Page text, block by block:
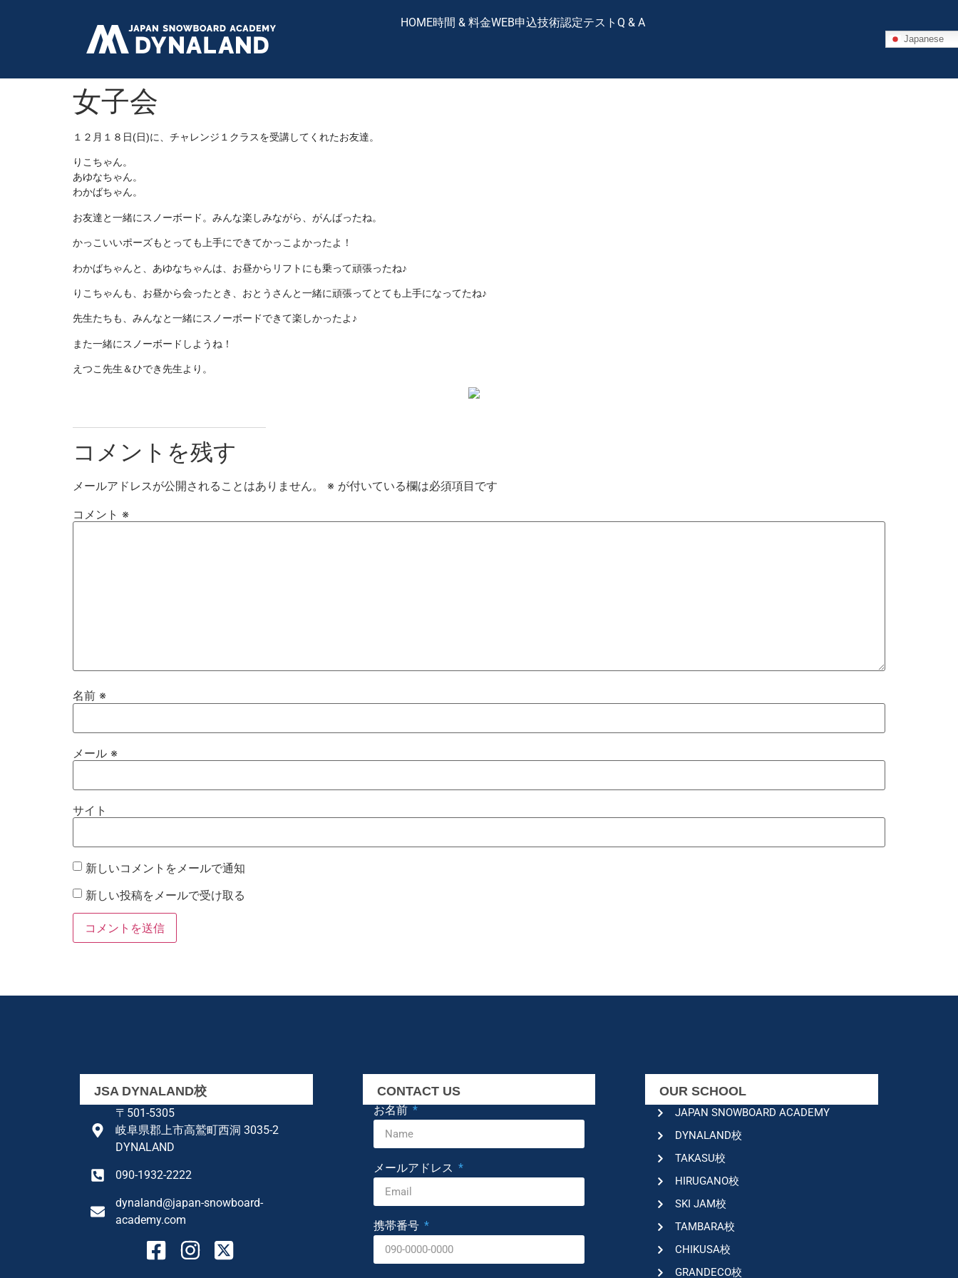
HOME時間 & 料金WEB申込技術認定テスト Q & A
Japanese
女子会
１２月１８日(日)に、チャレンジ１クラスを受講してくれたお友達。
りこちゃん。
あゆなちゃん。
わかばちゃん。
お友達と一緒にスノーボード。みんな楽しみながら、がんばったね。
かっこいいポーズもとっても上手にできてかっこよかったよ！
わかばちゃんと、あゆなちゃんは、お昼からリフトにも乗って頑張ったね♪
りこちゃんも、お昼から会ったとき、おとうさんと一緒に頑張ってとても上手になってたね♪
先生たちも、みんなと一緒にスノーボードできて楽しかったよ♪
また一緒にスノーボードしようね！
えつこ先生＆ひでき先生より。
コメントを残す
メールアドレスが公開されることはありません。 ※ が付いている欄は必須項目です
コメント ※
名前 ※
メール ※
サイト
新しいコメントをメールで通知
新しい投稿をメールで受け取る
JSA DYNALAND校
〒501-5305
岐阜県郡上市高鷲町西洞 3035-2
DYNALAND
090-1932-2222
dynaland@japan-snowboard-
academy.com
CONTACT US
お名前
メールアドレス
携帯番号
OUR SCHOOL
JAPAN SNOWBOARD ACADEMY
DYNALAND校
TAKASU校
HIRUGANO校
SKI JAM校
TAMBARA校
CHIKUSA校
GRANDECO校